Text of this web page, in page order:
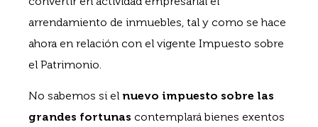
arrendamiento de inmuebles, tal y como se hace
ahora en relación con el vigente Impuesto sobre
el Patrimonio.
No sabemos si el nuevo impuesto sobre las
grandes fortunas contemplará bienes exentos